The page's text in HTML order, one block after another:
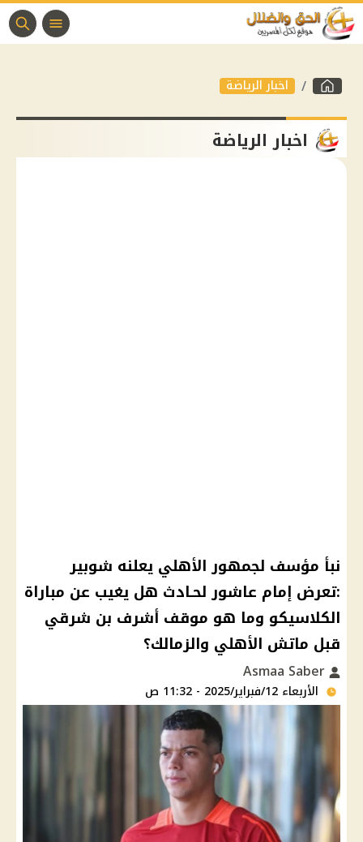
اخبار الرياضة
اخبار الرياضة
نبأ مؤسف لجمهور الأهلي يعلنه شوبير
:تعرض إمام عاشور لحـادث هل يغيب عن مباراة
الكلاسيكو وما هو موقف أشرف بن شرقي
قبل ماتش الأهلي والزمالك؟
الأربعاء 12/فبراير/2025 - 11:32 ص